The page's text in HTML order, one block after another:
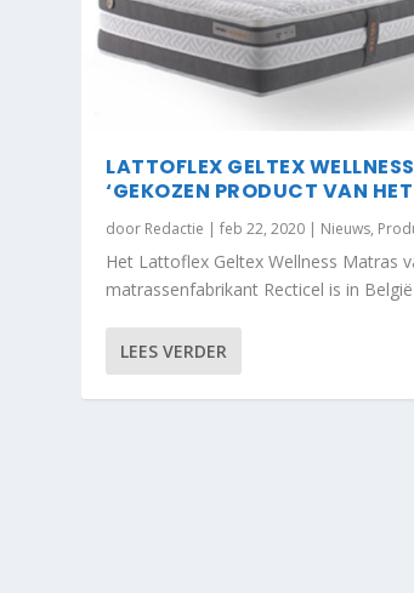
LATTOFLEX GELTEX
‘GEKOZEN PRODUCT VAN
door Redactie |feb 22, 2020 | Nieuws,
Het Lattoflex Geltex Wellness Matras
matrassenfabrikant Recticel is in
LEES VERDER